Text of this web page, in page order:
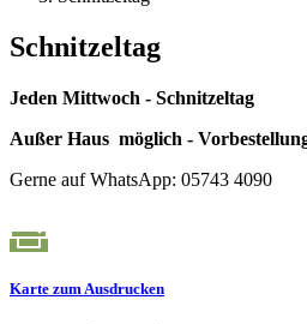
Schnitzeltag
Jeden Mittwoch - Schnitzeltag
Außer Haus möglich -
Gerne auf WhatsApp: 05743 4090
Karte zum Ausdrucken